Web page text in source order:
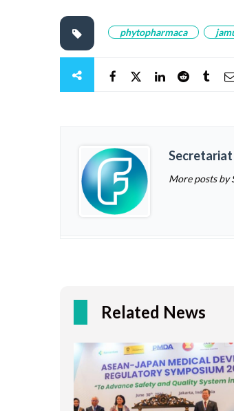
phytopharmaca
More posts by
Related News